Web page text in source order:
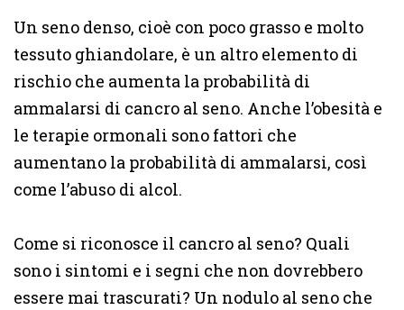
Un seno denso, cioè con poco grasso e molto
tessuto ghiandolare, è un altro elemento di
rischio che aumenta la probabilità di
ammalarsi di cancro al seno. Anche l’obesità e
le terapie ormonali sono fattori che
aumentano la probabilità di ammalarsi, così
come l’abuso di alcol.
Come si riconosce il cancro al seno? Quali
sono i sintomi e i segni che non dovrebbero
essere mai trascurati? Un nodulo al seno che